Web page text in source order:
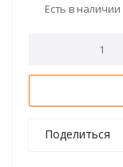
Есть в наличии
Поделиться